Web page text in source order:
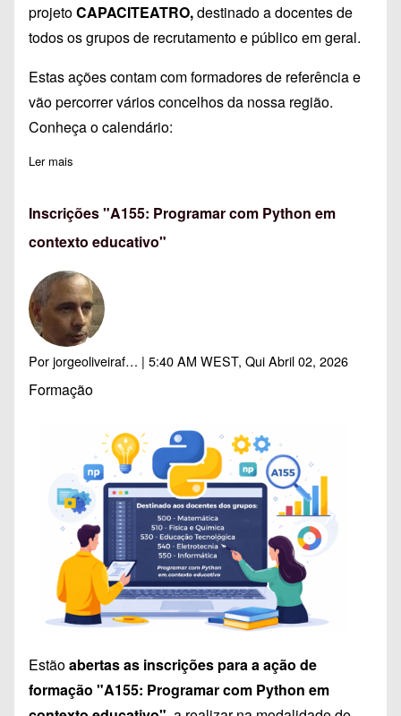
projetoCAPACITEATRO,destinado a docentes de
todos os grupos de recrutamento e público em geral.
Estas ações contam com formadores de referência e
vão percorrer vários concelhos da nossa região.
Conheça o calendário:
Ler mais
Inscrições "A155: Programar com Python em
contexto educativo"
Porjorgeoliveiraf… | 5:40 AM WEST, Qui Abril 02, 2026
Formação
Estãoabertas as inscrições para a ação de
formação "A155: Programar com Python em